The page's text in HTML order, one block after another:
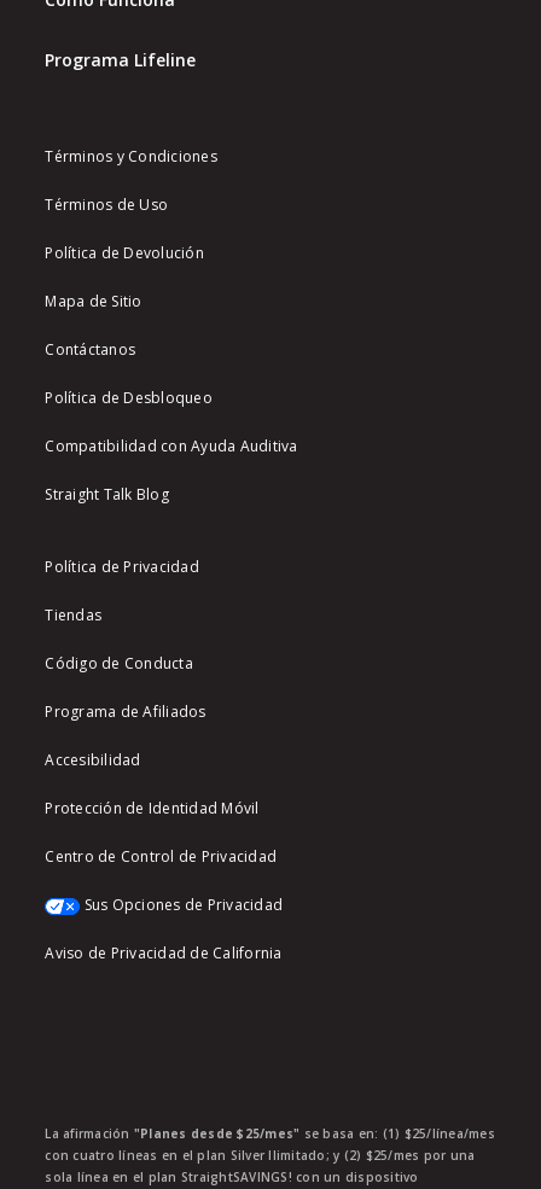
Programa Lifeline
Términos y Condiciones
Términos de Uso
Política de Devolución
Mapa de Sitio
Contáctanos
Política de Desbloqueo
Compatibilidad con Ayuda Auditiva
Straight Talk Blog
Política de Privacidad
Tiendas
Código de Conducta
Programa de Afiliados
Accesibilidad
Protección de Identidad Móvil
Centro de Control de Privacidad
Sus Opciones de Privacidad
Aviso de Privacidad de California
La afirmación "Planes desde $25/mes" se basa en: (1) $25/línea/mes
con cuatro líneas en el plan Silver Ilimitado; y (2) $25/mes por una
sola línea en el plan StraightSAVINGS! con un dispositivo